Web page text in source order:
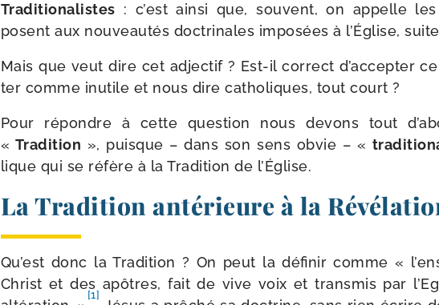
Traditionalistes : c’est ain­si que, sou­vent, on appelle
posent aux nou­veau­tés doc­tri­nales impo­sées à l’Église,
Mais que veut dire cet adjec­tif ? Est-​il cor­rect d’ac­cep­ter
ter comme inutile et nous dire catho­liques, tout court ?
Pour répondre à cette ques­tion nous devons tout
« Tradition », puisque – dans son sens obvie – «
lique qui se réfère à la Tradition de l’Église.
La Tradition antérieure à la
Qu’est donc la Tradition ? On peut la défi­nir comme «
Christ et des apôtres, fait de vive voix et trans­mis par
[1]